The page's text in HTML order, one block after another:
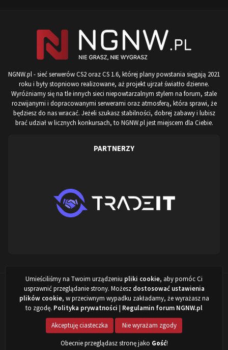
NGNW.pl - sieć serwerów CS2 oraz CS 1.6, której plany powstania sięgają 2021
roku i były stopniowo realizowane, aż projekt ujrzał światło dzienne.
Wyróżniamy się na tle innych sieci niepowtarzalnym stylem na forum, stale
rozwijanymi i dopracowanymi serwerami oraz atmosferą, która sprawi, że
będziesz do nas wracać. Jeżeli szukasz stabilności, dobrej zabawy i lubisz
brać udział w licznych konkursach, to NGNW.pl jest miejscem dla Ciebie.
PARTNERZY
Projekt stworzony przez:ARISovsky,NewITVision.pl&NGNW.pl
2022 - 2026
Powered by Invision Community
Umieściliśmy na Twoim urządzeniu pliki cookie, aby pomóc Ci
usprawnić przeglądanie strony. Możesz dostosować ustawienia
plików cookie, w przeciwnym wypadku zakładamy, że wyrażasz na
to zgodę. Polityka prywatności | Regulamin forum NGNW.pl
Akceptuję ciasteczka
Nie wyrażam zgody
Obecnie przeglądasz stronę jako Gość!